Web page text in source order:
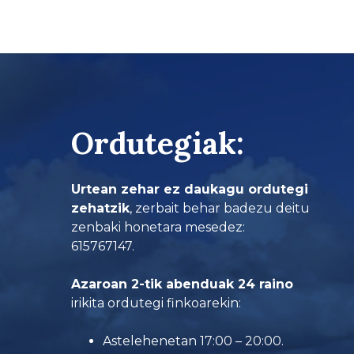
Ordutegiak:
Urtean zehar ez daukagu ordutegi
zehatzik, zerbait behar badezu deitu
zenbaki honetara mesedez:
615767147.
Azaroan 2-tik abenduak 24 raino
irikita ordutegi finkoarekin:
Astelehenetan 17:00 – 20:00.